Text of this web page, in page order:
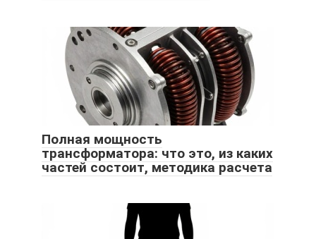
Полная мощность
трансформатора: что это, из каких
частей состоит, методика расчета